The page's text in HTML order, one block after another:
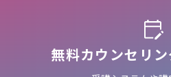
無料カウンセリ